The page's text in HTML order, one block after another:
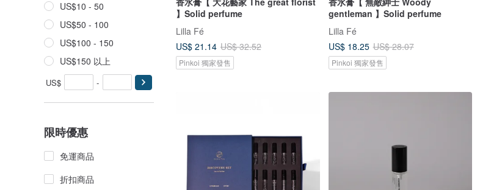
US$10 - 50
US$50 - 100
US$100 - 150
US$150 以上
US$ -
限時優惠
免運商品
折扣商品
】Solid perfume
Lilla Fé
US$ 21.14 US$ 32.52
Pinkoi 獨家發售
gentleman 】Solid perfume
Lilla Fé
US$ 18.25 US$ 28.07
Pinkoi 獨家發售